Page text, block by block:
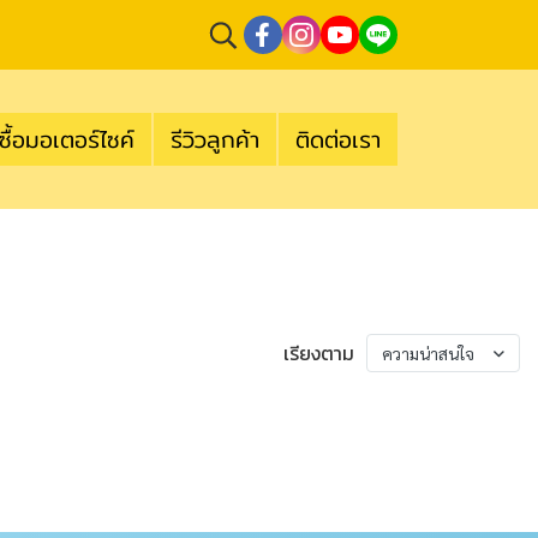
อมอเตอร์ไซค์ รีวิวลูกค้า ติดต่อเรา
เรียงตาม ความน่าสนใจ